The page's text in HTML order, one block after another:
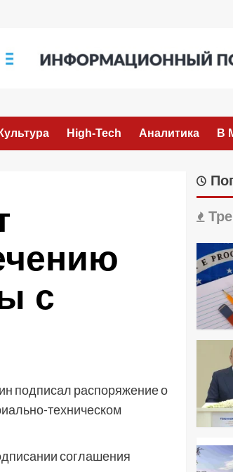
Культура High-Tech Аналитика В
с
подписал распоряжение о
техническом
соглашения